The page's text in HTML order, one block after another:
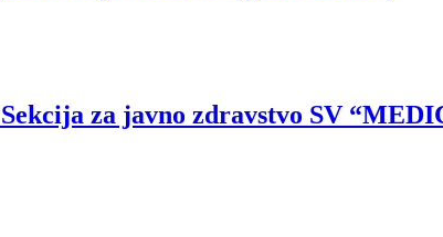
za javno zdravstvo SV